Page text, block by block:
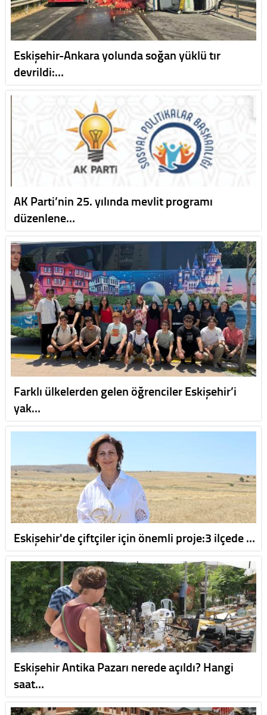
Eskişehir-Ankara yolunda soğan yüklü tır
devrildi:…
AK Parti’nin 25. yılında mevlit programı
düzenlene…
Farklı ülkelerden gelen öğrenciler Eskişehir’i
yak…
Eskişehir'de çiftçiler için önemli proje:3 ilçede …
Eskişehir Antika Pazarı nerede açıldı? Hangi
saat…